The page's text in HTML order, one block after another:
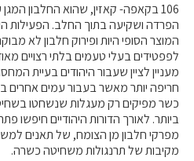
106 בקאפה- קאזין, שהוא החלבון
הפרדה ושקיעה בתוך החלב. הפעילות
המוצר הסופי היות ופירוק חלבון לא
לפפטידים בעלי טעמים בלתי רצויים
מעניין לציין שעבור היהודים בעיית
חריפה יותר מאשר בעבור עמים אחרים
כשר מפיקים רק מעגלות שנשחטו
ביותר. לאורך הדורות היהודיים חיפשו
מקיבות של תרנגולות משחיטה כשרה.